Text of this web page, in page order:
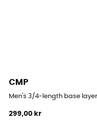
CMP
Men's 3/4-length base
299,00 kr